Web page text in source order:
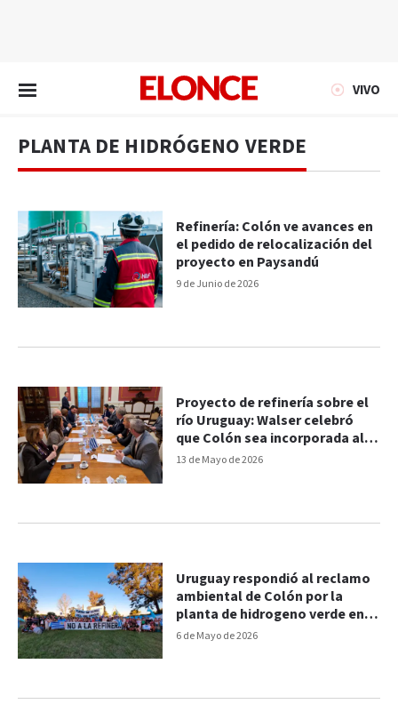
VIVO
PLANTA DE HIDRÓGENO VERDE
9 de Junio de 2026
Refinería: Colón ve avances en
el pedido de relocalización del
proyecto en Paysandú
13 de Mayo de 2026
Proyecto de refinería sobre el
río Uruguay: Walser celebró
que Colón sea incorporada al
área de influencia ambiental
6 de Mayo de 2026
Uruguay respondió al reclamo
ambiental de Colón por la
planta de hidrogeno verde en
Paysandú